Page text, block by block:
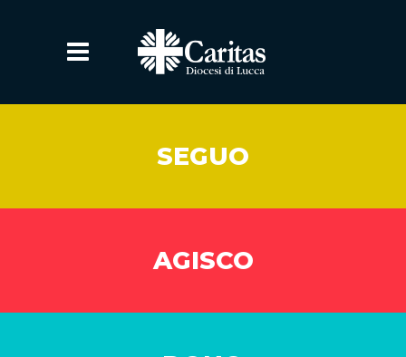
SEGUO
AGISCO